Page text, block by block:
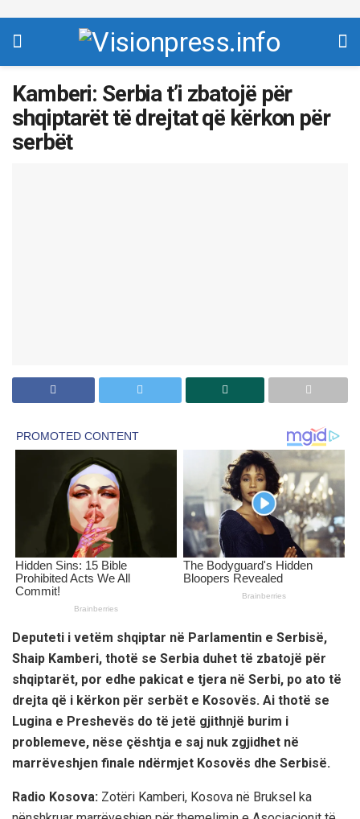
Kamberi: Serbia t’i zbatojë për
shqiptarët të drejtat që kërkon për
serbët
Deputeti i vetëm shqiptar në Parlamentin e Serbisë,
Shaip Kamberi, thotë se Serbia duhet të zbatojë për
shqiptarët, por edhe pakicat e tjera në Serbi, po ato të
drejta që i kërkon për serbët e Kosovës. Ai thotë se
Lugina e Preshevës do të jetë gjithnjë burim i
problemeve, nëse çështja e saj nuk zgjidhet në
marrëveshjen finale ndërmjet Kosovës dhe Serbisë.
Radio Kosova: Zotëri Kamberi, Kosova në Bruksel ka